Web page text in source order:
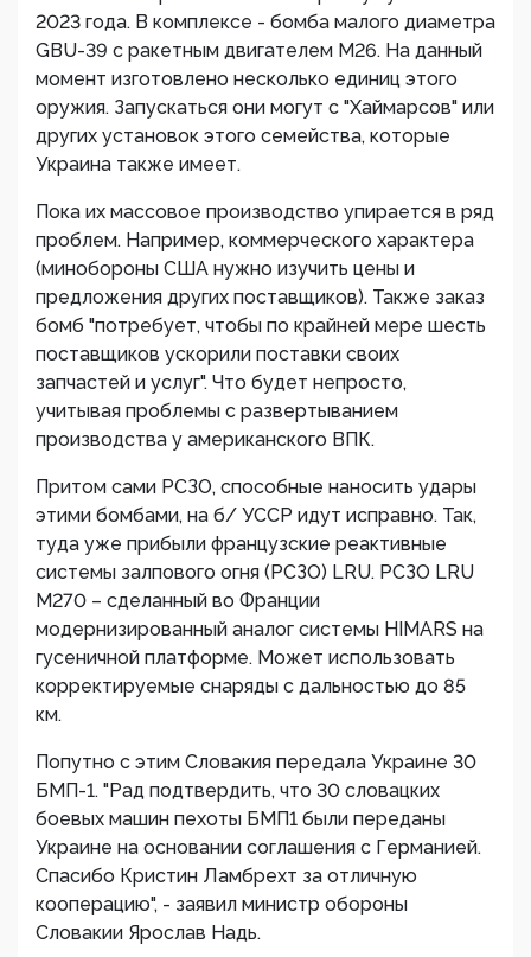
2023 года. В комплексе - бомба малого диаметра
GBU-39 с ракетным двигателем M26. На данный
момент изготовлено несколько единиц этого
оружия. Запускаться они могут с "Хаймарсов" или
других установок этого семейства, которые
Украина также имеет.
Пока их массовое производство упирается в ряд
проблем. Например, коммерческого характера
(минобороны США нужно изучить цены и
предложения других поставщиков). Также заказ
бомб "потребует, чтобы по крайней мере шесть
поставщиков ускорили поставки своих
запчастей и услуг". Что будет непросто,
учитывая проблемы с развертыванием
производства у американского ВПК.
Притом сами РСЗО, способные наносить удары
этими бомбами, на б/ УССР идут исправно. Так,
туда уже прибыли французские реактивные
системы залпового огня (РСЗО) LRU. РСЗО LRU
M270 – сделанный во Франции
модернизированный аналог системы HIMARS на
гусеничной платформе. Может использовать
корректируемые снаряды с дальностью до 85
км.
Попутно с этим Словакия передала Украине 30
БМП-1. "Рад подтвердить, что 30 словацких
боевых машин пехоты БМП1 были переданы
Украине на основании соглашения с Германией.
Спасибо Кристин Ламбрехт за отличную
кооперацию", - заявил министр обороны
Словакии Ярослав Надь.